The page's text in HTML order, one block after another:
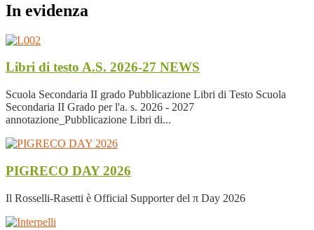
In evidenza
Libri di testo A.S. 2026-27 NEWS
Scuola Secondaria II grado Pubblicazione Libri di Testo Scuola
Secondaria II Grado per l'a. s. 2026 - 2027
annotazione_Pubblicazione Libri di...
PIGRECO DAY 2026
Il Rosselli-Rasetti è Official Supporter del π Day 2026